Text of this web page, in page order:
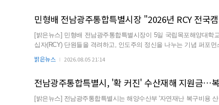
민형배 전남광주통합특별시장 "2026년 RCY 전국
[밝은뉴스] 민형배 전남광주통합특별시장이 5일 국립목포해양대학
십자(RCY) 단원들을 격려하고, 인도주의 정신을 나누는 기념 퍼포먼스에 동참했다. 대한적십자사가 주최
밝은뉴스 2026.08.05 21:14
전남광주통합특별시, '확 커진' 수산재해 지원금…
[밝은뉴스] 전남광주통합특별시는 해양수산부 '자연재난 복구비용